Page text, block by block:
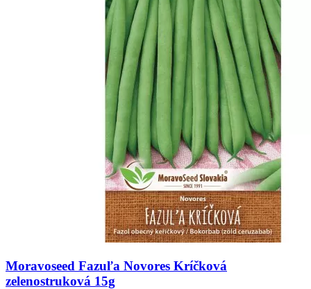
Moravoseed Fazuľa Novores Kríčková
zelenostruková 15g